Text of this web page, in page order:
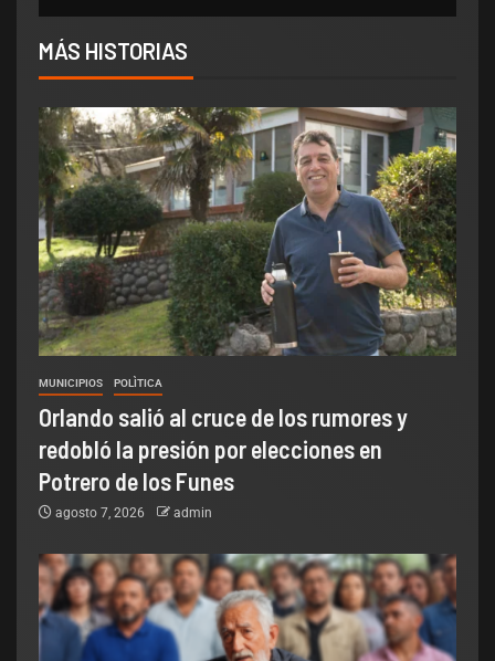
MÁS HISTORIAS
MUNICIPIOS POLÌTICA
Orlando salió al cruce de los rumores y
redobló la presión por elecciones en
Potrero de los Funes
agosto 7, 2026 admin